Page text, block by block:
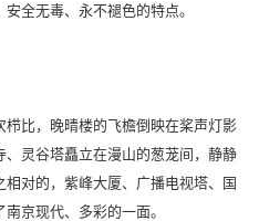
全无毒、永不褪色的特点。
比，晚晴楼的飞檐倒映在桨声灯影
灵谷塔矗立在漫山的葱茏间，静静
对的，紫峰大厦、广播电视塔、国
京现代、多彩的一面。